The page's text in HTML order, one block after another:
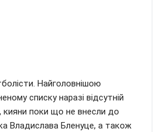
Найголовнішою
списку наразі відсутній
кияни поки що не внесли до
Владислава Бленуце, а також